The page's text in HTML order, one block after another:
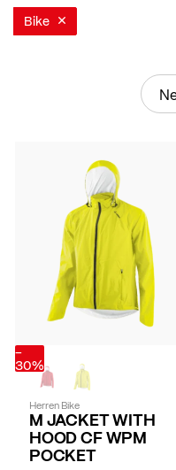
-
30%
Herren Bike
M JACKET WITH
HOOD CF WPM
POCKET
Bike